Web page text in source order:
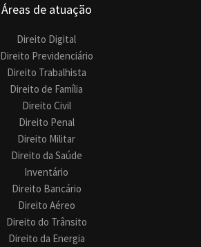
Áreas de atuação
Direito Digital
Direito Previdenciário
Direito Trabalhista
Direito de Família
Direito Civil
Direito Penal
Direito Militar
Direito da Saúde
Inventário
Direito Bancário
Direito Aéreo
Direito do Trânsito
Direito da Energia